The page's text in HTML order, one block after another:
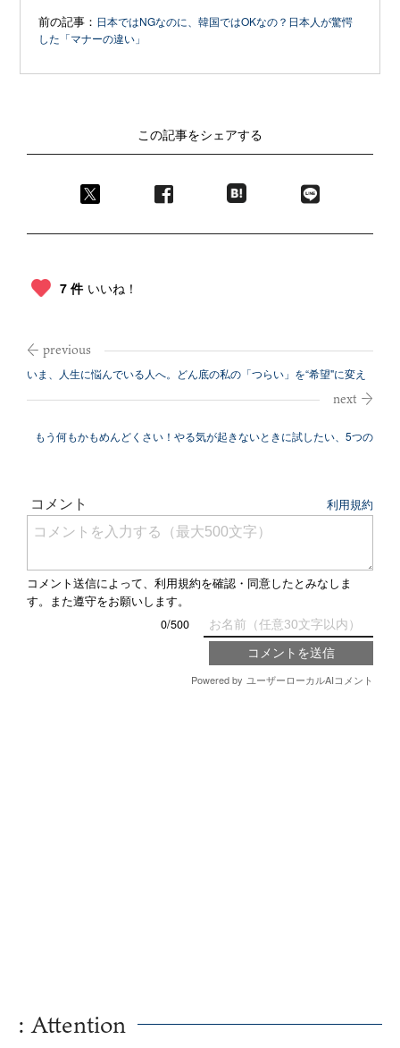
前の記事： 日本ではNGなのに、韓国ではOKなの？日本人が驚愕
した「マナーの違い」
この記事をシェアする
7 件 いいね！
いま、人生に悩んでいる人へ。どん底の私の「つらい」を“希望"に変え
もう何もかもめんどくさい！やる気が起きないときに試したい、5つの
: Attention